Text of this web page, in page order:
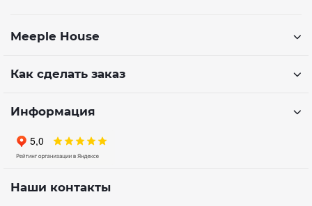
Meeple House
Как сделать заказ
Информация
Наши контакты